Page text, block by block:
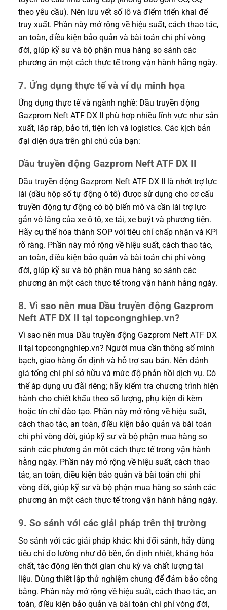
theo yêu cầu). Nên lưu vết số lô và điểm triển khai để
truy xuất. Phần này mở rộng về hiệu suất, cách thao tác,
an toàn, điều kiện bảo quản và bài toán chi phí vòng
đời, giúp kỹ sư và bộ phận mua hàng so sánh các
phương án một cách thực tế trong vận hành hằng ngày.
7. Ứng dụng thực tế và ví dụ minh họa
Ứng dụng thực tế và ngành nghề: Dầu truyền động
Gazprom Neft ATF DX II phù hợp nhiều lĩnh vực như sản
xuất, lắp ráp, bảo trì, tiện ích và logistics. Các kịch bản
đại diện dựa trên ghi chú của bạn:
Dầu truyền động Gazprom Neft ATF DX II
Dầu truyền động Gazprom Neft ATF DX II là nhớt trợ lực
lái (dầu hộp số tự động ô tô) được sử dụng cho cơ cấu
truyền động tự động có bộ biến mô và cần lái trợ lực
gắn vô lăng của xe ô tô, xe tải, xe buýt và phương tiện.
Hãy cụ thể hóa thành SOP với tiêu chí chấp nhận và KPI
rõ ràng. Phần này mở rộng về hiệu suất, cách thao tác,
an toàn, điều kiện bảo quản và bài toán chi phí vòng
đời, giúp kỹ sư và bộ phận mua hàng so sánh các
phương án một cách thực tế trong vận hành hằng ngày.
8. Vì sao nên mua Dầu truyền động Gazprom
Neft ATF DX II tại topcongnghiep.vn?
Vì sao nên mua Dầu truyền động Gazprom Neft ATF DX
II tại topcongnghiep.vn? Người mua cần thông số minh
bạch, giao hàng ổn định và hỗ trợ sau bán. Nên đánh
giá tổng chi phí sở hữu và mức độ phản hồi dịch vụ. Có
thể áp dụng ưu đãi riêng; hãy kiểm tra chương trình hiện
hành cho chiết khấu theo số lượng, phụ kiện đi kèm
hoặc tín chỉ đào tạo. Phần này mở rộng về hiệu suất,
cách thao tác, an toàn, điều kiện bảo quản và bài toán
chi phí vòng đời, giúp kỹ sư và bộ phận mua hàng so
sánh các phương án một cách thực tế trong vận hành
hằng ngày. Phần này mở rộng về hiệu suất, cách thao
tác, an toàn, điều kiện bảo quản và bài toán chi phí
vòng đời, giúp kỹ sư và bộ phận mua hàng so sánh các
phương án một cách thực tế trong vận hành hằng ngày.
9. So sánh với các giải pháp trên thị trường
So sánh với các giải pháp khác: khi đối sánh, hãy dùng
tiêu chí đo lường như độ bền, ổn định nhiệt, kháng hóa
chất, tác động lên thời gian chu kỳ và chất lượng tài
liệu. Dùng thiết lập thử nghiệm chung để đảm bảo công
bằng. Phần này mở rộng về hiệu suất, cách thao tác, an
toàn, điều kiện bảo quản và bài toán chi phí vòng đời,